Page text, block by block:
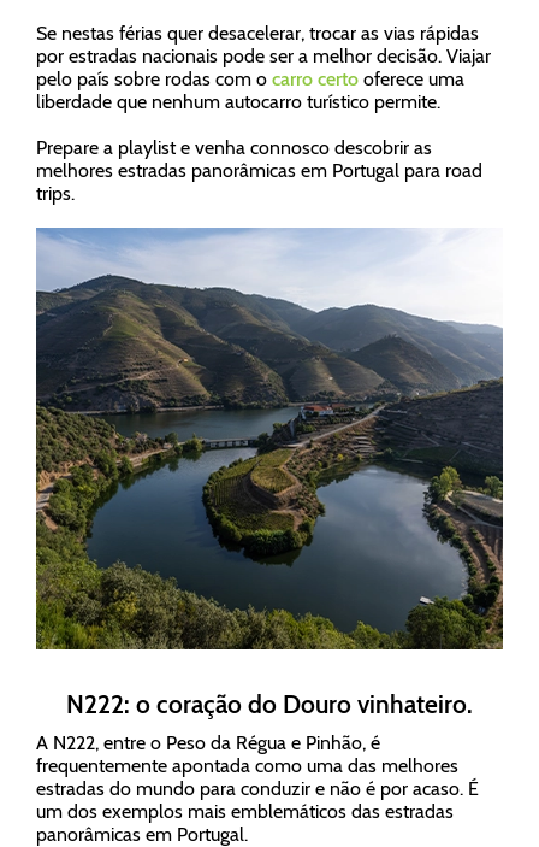
Se nestas férias quer desacelerar, trocar as vias rápidas
por estradas nacionais pode ser a melhor decisão. Viajar
pelo país sobre rodas com o carro certo oferece uma
liberdade que nenhum autocarro turístico permite.
Prepare a playlist e venha connosco descobrir as
melhores estradas panorâmicas em Portugal para road
trips.
N222: o coração do Douro vinhateiro.
A N222, entre o Peso da Régua e Pinhão, é
frequentemente apontada como uma das melhores
estradas do mundo para conduzir e não é por acaso. É
um dos exemplos mais emblemáticos das estradas
panorâmicas em Portugal.